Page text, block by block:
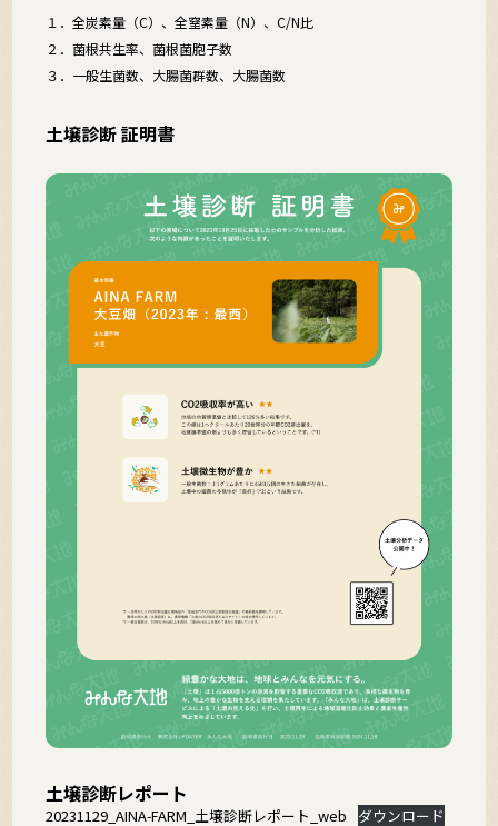
１．全炭素量（C）、全窒素量（N）、C/N比
２．菌根共生率、菌根菌胞子数
３．一般生菌数、大腸菌群数、大腸菌数
土壌診断 証明書
土壌診断レポート
20231129_AINA-FARM_土壌診断レポート_web ダウンロード